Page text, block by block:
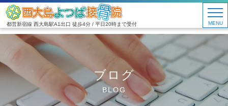
都営新宿線 西大島駅A1出口 徒歩4分 / 平日20時まで受付 MENU
ブログ
BLOG